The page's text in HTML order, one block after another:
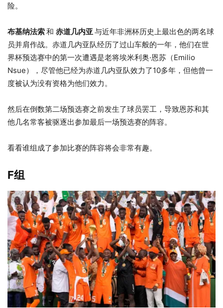
险。
布基纳法索和 赤道几内亚与近年非洲杯历史上最出色的两名球
员并肩作战。赤道几内亚队经历了过山车般的一年，他们在世
界杯预选赛中的第一次遭遇是老将埃米利奥·恩苏（Emilio
Nsue），尽管他已经为赤道几内亚队效力了10多年，但他曾一
度被认为没有资格为他们效力。
然后在倒数第二场预选赛之前发生了球员罢工，导致恩苏和其
他几名常客被驱逐出参加最后一场预选赛的阵容。
看看谁组成了参加比赛的阵容将会非常有趣。
F组